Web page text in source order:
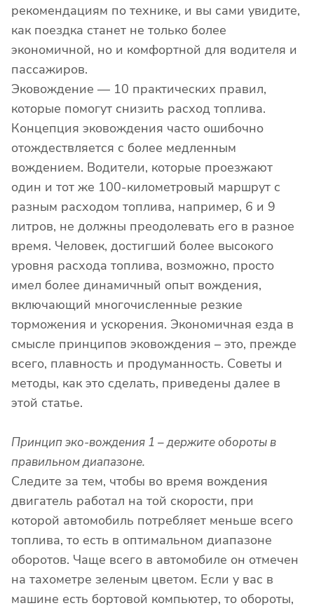
рекомендациям по технике, и вы сами увидите,
как поездка станет не только более
экономичной, но и комфортной для водителя и
пассажиров.
Эковождение — 10 практических правил,
которые помогут снизить расход топлива.
Концепция эковождения часто ошибочно
отождествляется с более медленным
вождением. Водители, которые проезжают
один и тот же 100-километровый маршрут с
разным расходом топлива, например, 6 и 9
литров, не должны преодолевать его в разное
время. Человек, достигший более высокого
уровня расхода топлива, возможно, просто
имел более динамичный опыт вождения,
включающий многочисленные резкие
торможения и ускорения. Экономичная езда в
смысле принципов эковождения – это, прежде
всего, плавность и продуманность. Советы и
методы, как это сделать, приведены далее в
этой статье.
Принцип эко-вождения 1 – держите обороты в
правильном диапазоне.
Следите за тем, чтобы во время вождения
двигатель работал на той скорости, при
которой автомобиль потребляет меньше всего
топлива, то есть в оптимальном диапазоне
оборотов. Чаще всего в автомобиле он отмечен
на тахометре зеленым цветом. Если у вас в
машине есть бортовой компьютер, то обороты,